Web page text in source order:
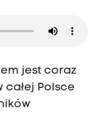
jest coraz
całej Polsce